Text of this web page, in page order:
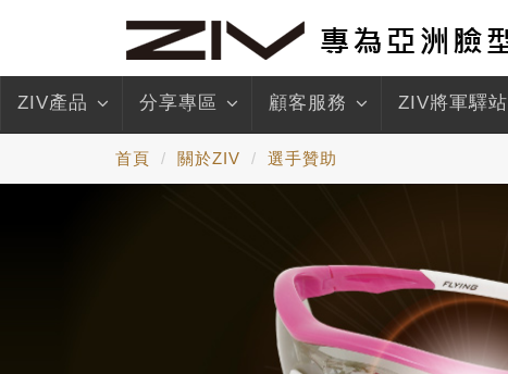
ZIV產品 分享專區 顧客服務 ZIV將軍驛站
首頁 關於ZIV 選手贊助